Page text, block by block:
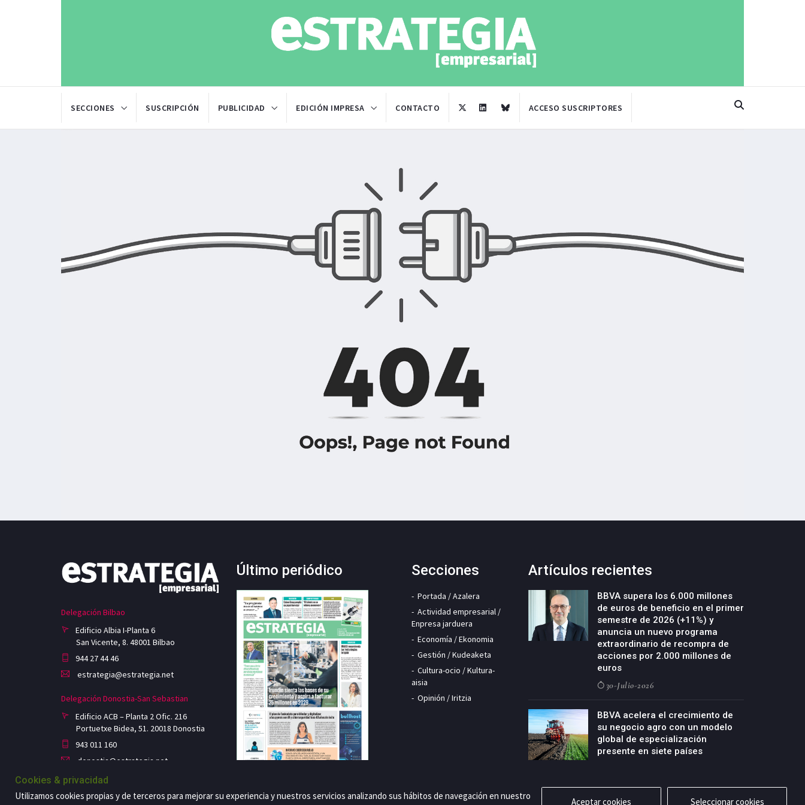
SECCIONES SUSCRIPCIÓN PUBLICIDAD EDICIÓN IMPRESA CONTACTO ACCESO SUSCRIPTORES
Delegación Bilbao
Edificio Albia I-Planta 6
San Vicente, 8. 48001 Bilbao
944 27 44 46
estrategia@estrategia.net
Delegación Donostia-San Sebastian
Edificio ACB – Planta 2 Ofic. 216
Portuetxe Bidea, 51. 20018 Donostia
943 011 160
donostia@estrategia.net
Último periódico Secciones
Portada / Azalera
Actividad empresarial /
Enpresa jarduera
Economía / Ekonomia
Gestión / Kudeaketa
Cultura-ocio / Kultura-
aisia
Opinión / Iritzia
Artículos recientes
BBVA supera los 6.000 millones
de euros de beneficio en el primer
semestre de 2026 (+11%) y
anuncia un nuevo programa
extraordinario de recompra de
acciones por 2.000 millones de
euros
30-Julio-2026
BBVA acelera el crecimiento de
su negocio agro con un modelo
global de especialización
presente en siete países
Cookies & privacidad
Utilizamos cookies propias y de terceros para mejorar su experiencia y nuestros servicios analizando sus hábitos de navegación en nuestro
Aceptar cookies Seleccionar cookies